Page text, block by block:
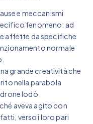
e meccanismi
fenomeno: ad
affette da specifiche
normale
grande creatività che
nella parabola
lodò
aveva agito con
verso i loro pari